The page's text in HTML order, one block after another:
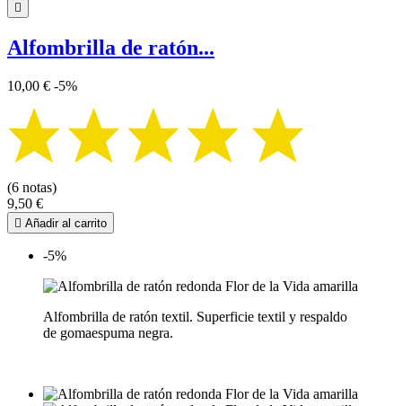

Alfombrilla de ratón...
10,00 € -5%
(6 notas)
9,50 €
 Añadir al carrito
-5%
Alfombrilla de ratón textil. Superficie textil y respaldo
de gomaespuma negra.